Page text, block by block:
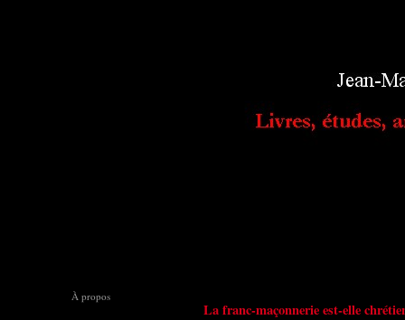
À propos
La franc-maçonnerie est-elle